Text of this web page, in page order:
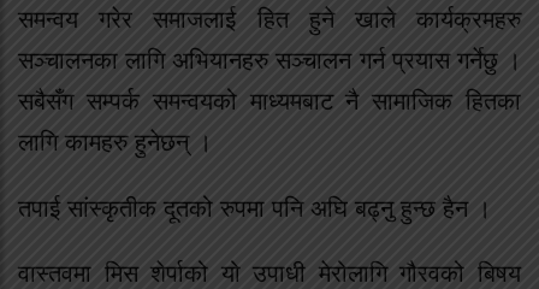
समन्वय गरेर समाजलाई हित हुने खाले कार्यक्रमहरु
सञ्चालनका लागि अभियानहरु सञ्चालन गर्न प्रयास गर्नेछु ।
सबैसँग सम्पर्क समन्वयको माध्यमबाट नै सामाजिक हितका
लागि कामहरु हुनेछन् ।
तपाई सांस्कृतीक दूतको रुपमा पनि अघि बढ्नु हुन्छ हैन ।
वास्तवमा मिस शेर्पाको यो उपाधी मेरोलागि गौरवको बिषय